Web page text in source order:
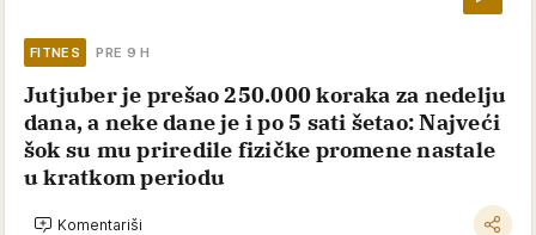
FITNES PRE 9 H
Jutjuber je prešao 250.000 koraka za nedelju
dana, a neke dane je i po 5 sati šetao: Najveći
šok su mu priredile fizičke promene nastale
u kratkom periodu
Komentariši